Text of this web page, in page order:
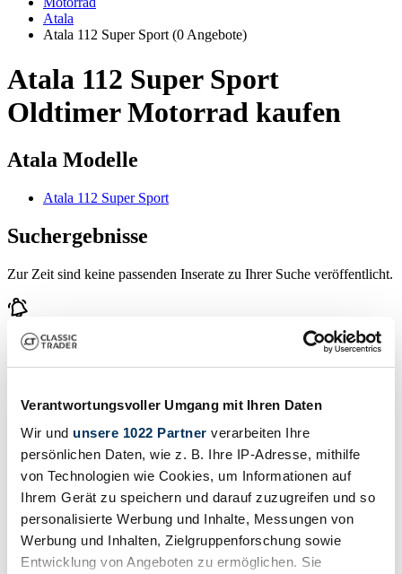
Verantwortungsvoller Umgang mit Ihren Daten
Wir und unsere 1022 Partner verarbeiten Ihre
persönlichen Daten, wie z. B. Ihre IP-Adresse, mithilfe
von Technologien wie Cookies, um Informationen auf
Ihrem Gerät zu speichern und darauf zuzugreifen und so
personalisierte Werbung und Inhalte, Messungen von
Werbung und Inhalten, Zielgruppenforschung sowie
Entwicklung von Angeboten zu ermöglichen. Sie
Atala
Atala 112 Super Sport (0 Angebote)
Atala 112 Super Sport
Oldtimer Motorrad kaufen
Atala Modelle
Atala 112 Super Sport
Suchergebnisse
Zur Zeit sind keine passenden Inserate zu Ihrer Suche veröffentlicht.
Benachrichtigung erstellen
wird, das Ihren Suchkriterien entspricht.
Suchauftrag einrichten
Fahrzeug inserieren
Sie haben einen Atala 112 Super Sport, den Sie verkaufen wollen?
Dann erstellen Sie jetzt ein Inserat.